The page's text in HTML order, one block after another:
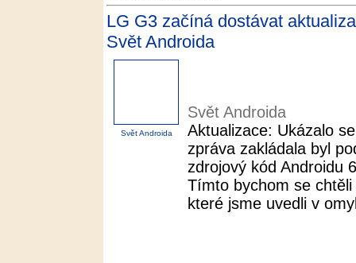
LG G3 začíná dostávat
Svět Androida
Svět Androida
Svět Androida
Aktualizace: Ukázalo
zpráva zakládala byl
zdrojový kód Androidu
Tímto bychom se
které jsme uvedli v